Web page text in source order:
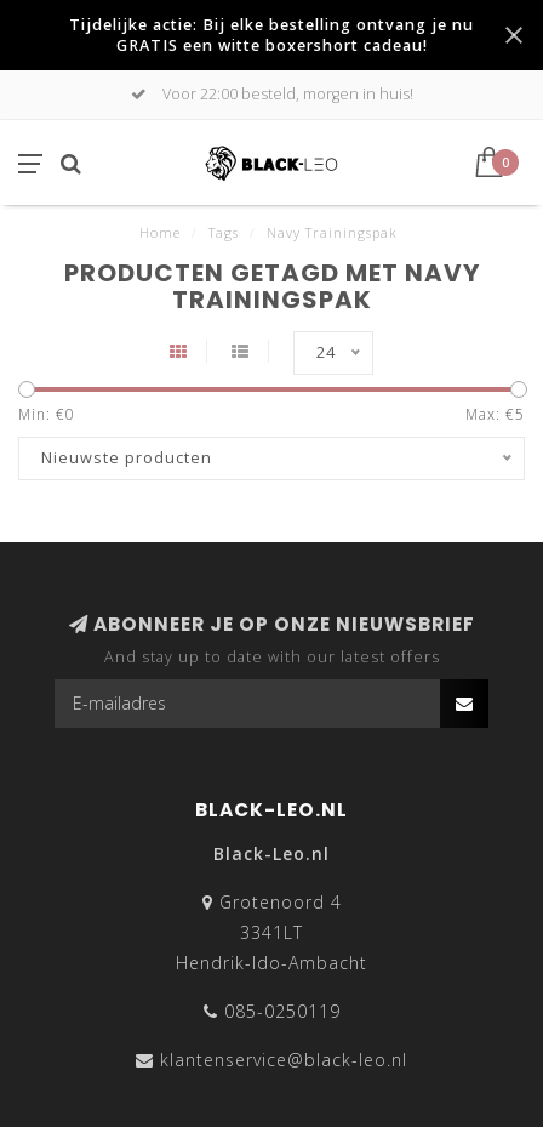
Tijdelijke actie: Bij elke bestelling ontvang je nu
GRATIS een witte boxershort cadeau!
Voor 22:00 besteld, morgen in huis!
0
Home Tags Navy Trainingspak
PRODUCTEN GETAGD MET NAVY
TRAININGSPAK
24
Min: €0 Max: €5
Nieuwste producten
ABONNEER JE OP ONZE NIEUWSBRIEF
And stay up to date with our latest offers
BLACK-LEO.NL
Black-Leo.nl
Grotenoord 4
3341LT
Hendrik-Ido-Ambacht
085-0250119
klantenservice@black-leo.nl